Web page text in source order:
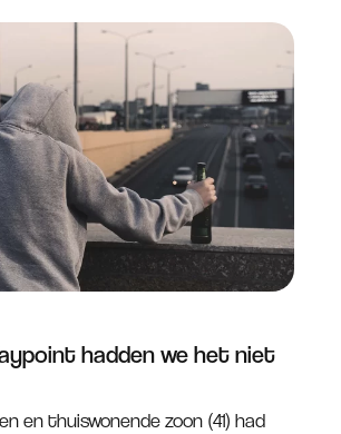
hadden we het niet
en thuiswonende zoon (41) had